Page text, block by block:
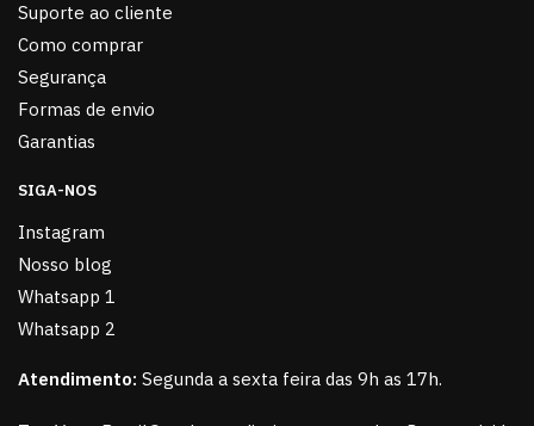
Suporte ao cliente
Como comprar
Segurança
Formas de envio
Garantias
SIGA-NOS
Instagram
Nosso blog
Whatsapp 1
Whatsapp 2
Atendimento: Segunda a sexta feira das 9h as 17h.